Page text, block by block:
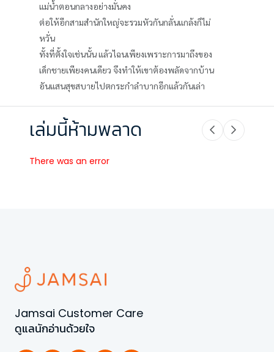
แม่น้ำตอนกลางอย่างมั่นคง
ต่อให้อีกสามสำนักใหญ่จะรวมหัวกันกลั่นแกล้งก็ไม่
หวั่น
ทั้งที่ตั้งใจเช่นนั้น แล้วไฉนเพียงเพราะการมาถึงของ
เด็กชายเพียงคนเดียว จึงทำให้เขาต้องพลัดจากบ้าน
อันแสนสุขสบายไปตกระกำลำบากอีกแล้วกันเล่า
เล่มนี้ห้ามพลาด
There was an error
Jamsai Customer Care
ดูแลนักอ่านด้วยใจ